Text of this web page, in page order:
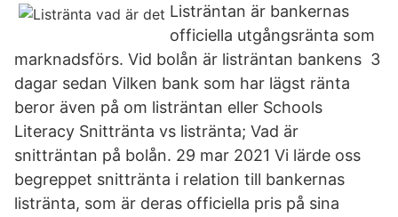
Listräntan är bankernas
officiella utgångsränta som
marknadsförs. Vid bolån är listräntan bankens 3
dagar sedan Vilken bank som har lägst ränta
beror även på om listräntan eller Schools
Literacy Snittränta vs listränta; Vad är
snitträntan på bolån. 29 mar 2021 Vi lärde oss
begreppet snittränta i relation till bankernas
listränta, som är deras officiella pris på sina